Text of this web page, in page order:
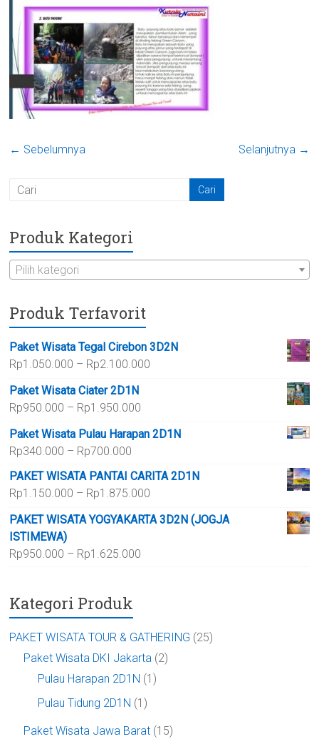
← Sebelumnya Selanjutnya →
Produk Kategori
Pilih kategori
Produk Terfavorit
Paket Wisata Tegal Cirebon 3D2N
Rp1.050.000 – Rp2.100.000
Rp2.100.000
Paket Wisata Ciater 2D1N
Rp950.000 – Rp1.950.000
Rp950.000
Rp1.950.000
Paket Wisata Pulau Harapan 2D1N
Rp340.000 – Rp700.000
harga:
Rp340.000
hingga
Rp700.000
PAKET WISATA PANTAI CARITA 2D1N
Rp1.150.000 – Rp1.875.000
Rp1.150.000
PAKET WISATA YOGYAKARTA 3D2N (JOGJA
ISTIMEWA)
Rp950.000 – Rp1.625.000
Kategori Produk
PAKET WISATA TOUR & GATHERING (25)
Paket Wisata DKI Jakarta (2)
Pulau Harapan 2D1N (1)
Pulau Tidung 2D1N (1)
Paket Wisata Jawa Barat (15)